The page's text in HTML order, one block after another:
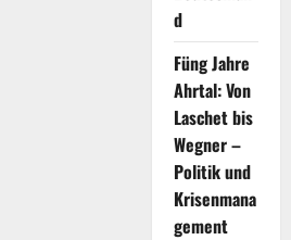
d
Füng Jahre
Ahrtal: Von
Laschet bis
Wegner –
Politik und
Krisenmana
gement